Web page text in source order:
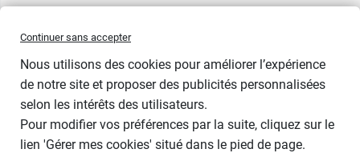
Bientôt de retour
Continuer sans accepter
Nous utilisons des cookies pour améliorer l’expérience
de notre site et proposer des publicités personnalisées
selon les intérêts des utilisateurs.
Pour modifier vos préférences par la suite, cliquez sur le
lien 'Gérer mes cookies' situé dans le pied de page.